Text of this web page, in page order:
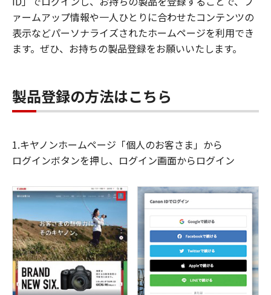
ァームアップ情報や一人ひとりに合わせたコンテンツの
表示などパーソナライズされたホームページを利用でき
ます。ぜひ、お持ちの製品登録をお願いいたします。
製品登録の方法はこちら
1.キヤノンホームページ「個人のお客さま」から
ログインボタンを押し、ログイン画面からログイン